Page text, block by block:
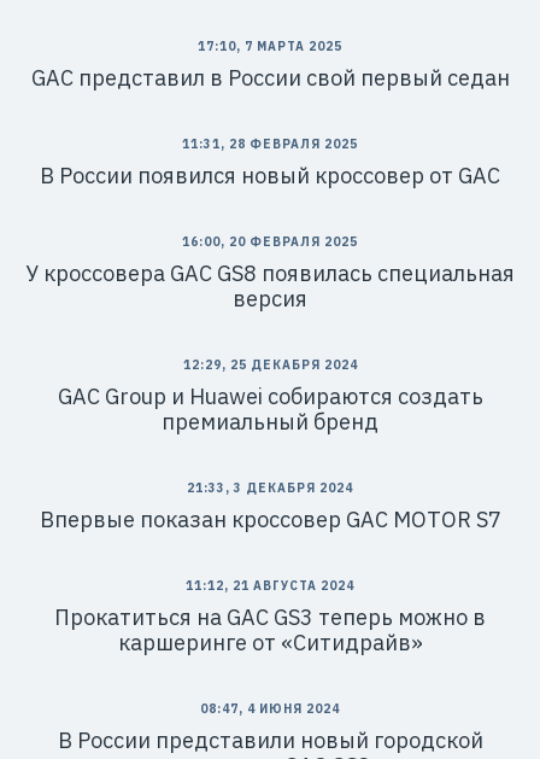
17:10, 7 МАРТА 2025
GAC представил в России свой первый седан
11:31, 28 ФЕВРАЛЯ 2025
В России появился новый кроссовер от GAC
16:00, 20 ФЕВРАЛЯ 2025
У кроссовера GAC GS8 появилась специальная
версия
12:29, 25 ДЕКАБРЯ 2024
GAC Group и Huawei собираются создать
премиальный бренд
21:33, 3 ДЕКАБРЯ 2024
Впервые показан кроссовер GAC MOTOR S7
11:12, 21 АВГУСТА 2024
Прокатиться на GAC GS3 теперь можно в
каршеринге от «Ситидрайв»
08:47, 4 ИЮНЯ 2024
В России представили новый городской